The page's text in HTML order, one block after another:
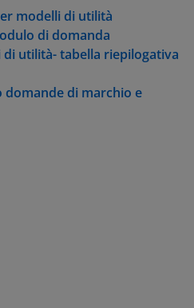
modelli di utilità
di domanda
utilità- tabella riepilogativa
domande di marchio e